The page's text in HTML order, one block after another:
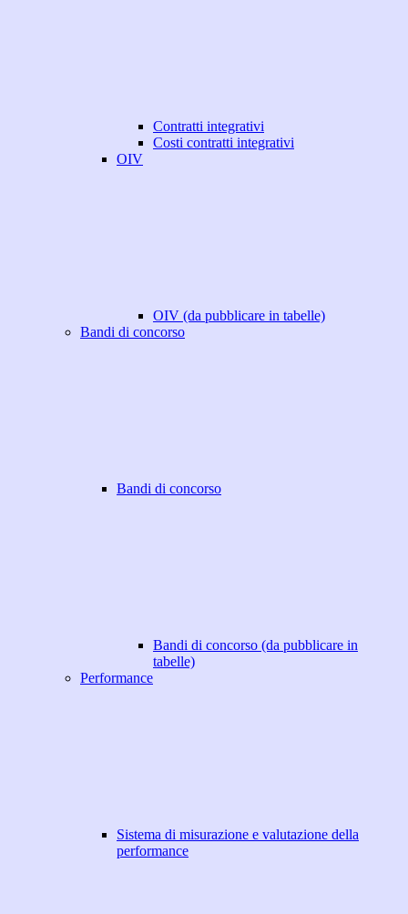
Contratti integrativi
Costi contratti integrativi
OIV
OIV (da pubblicare in tabelle)
Bandi di concorso
Bandi di concorso
Bandi di concorso (da pubblicare in
tabelle)
Performance
Sistema di misurazione e valutazione della
performance